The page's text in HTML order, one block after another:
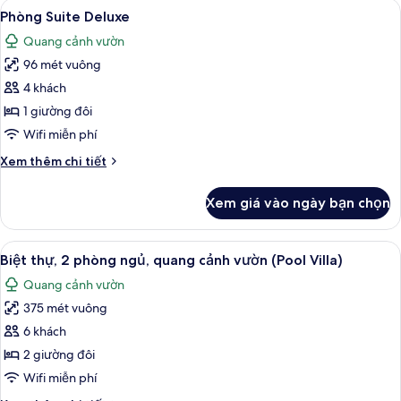
(Pool
Villa)
2
phòng
ngủ,
sát
biển
(Pool
Villa)
Xem
tất
cả
ảnh
Phòng
Suite
Deluxe
Phòng Suite Deluxe | Quang cảnh từ
7
Phòng Suite Deluxe
Quang cảnh vườn
96 mét vuông
4 khách
1 giường đôi
Wifi miễn phí
Xem thêm chi tiết
Chi
Phòng
Suite
Deluxe
Xem giá vào ngày bạn chọn
Xem
tất
cả
ảnh
Biệt
thự,
2
Bộ đồ giường cao cấp, minibar, két
6
Biệt thự, 2 phòng ngủ, quang cảnh vườn (Pool Villa)
Quang cảnh vườn
375 mét vuông
6 khách
2 giường đôi
Wifi miễn phí